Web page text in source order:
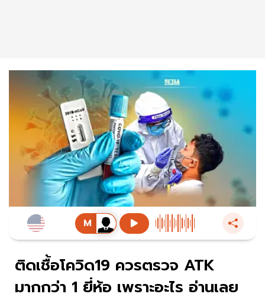
ติดเชื้อโควิด19 ควรตรวจ ATK
มากกว่า 1 ยี่ห้อ เพราะอะไร อ่านเลย